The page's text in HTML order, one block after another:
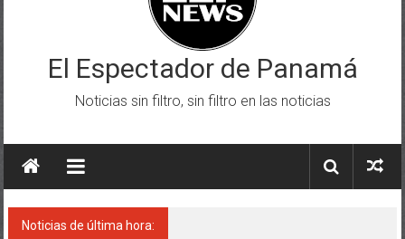
El Espectador de Panamá
Noticias sin filtro, sin filtro en las noticias
Noticias de última hora: